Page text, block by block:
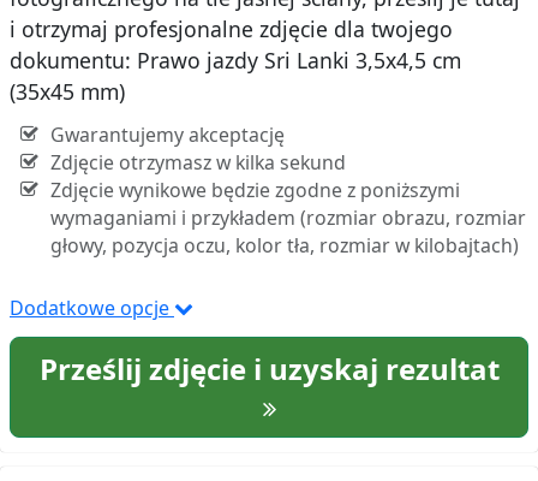
i otrzymaj profesjonalne zdjęcie dla twojego
dokumentu: Prawo jazdy Sri Lanki 3,5x4,5 cm
(35x45 mm)
Gwarantujemy akceptację
Zdjęcie otrzymasz w kilka sekund
Zdjęcie wynikowe będzie zgodne z poniższymi
wymaganiami i przykładem (rozmiar obrazu, rozmiar
głowy, pozycja oczu, kolor tła, rozmiar w kilobajtach)
Dodatkowe opcje
Prześlij zdjęcie i uzyskaj rezultat